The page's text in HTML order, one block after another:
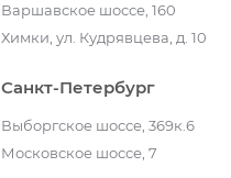
Варшавское шоссе, 160
Химки, ул. Кудрявцева, д. 10
Санкт-Петербург
Выборгское шоссе, 369к.6
Московское шоссе, 7